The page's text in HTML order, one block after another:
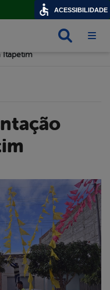
Itapetim
ACESSIBILIDADE